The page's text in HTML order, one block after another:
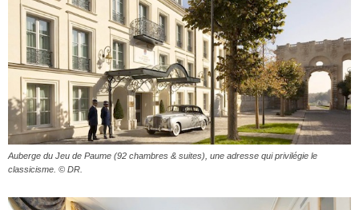
Auberge du Jeu de Paume (92 chambres & suites), une adresse qui privilégie le
classicisme. © DR.